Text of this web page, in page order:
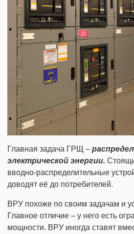
Главная задача ГРЩ –
электрической энергии.
вводно-распределительные
доводят её до потребителей.
ВРУ похоже по своим задачам и
Главное отличие – у него есть
мощности. ВРУ иногда ставят